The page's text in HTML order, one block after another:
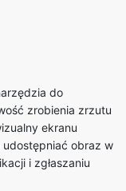
do
zrobienia zrzutu
ekranu
obraz w
i zgłaszaniu